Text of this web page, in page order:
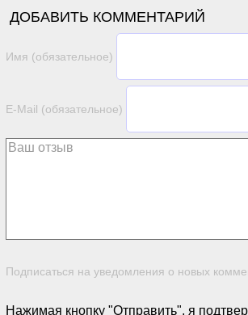
ДОБАВИТЬ КОММЕНТАРИЙ
Имя (обязательное)
E-Mail (обязательное)
Подписаться на уведомления о новых
Нажимая кнопку "Отправить", я